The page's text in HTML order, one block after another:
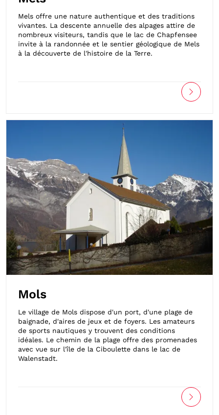
Mels offre une nature authentique et des traditions
vivantes. La descente annuelle des alpages attire de
nombreux visiteurs, tandis que le lac de Chapfensee
invite à la randonnée et le sentier géologique de Mels
à la découverte de l'histoire de la Terre.
Mols
Le village de Mols dispose d'un port, d'une plage de
baignade, d'aires de jeux et de foyers. Les amateurs
de sports nautiques y trouvent des conditions
idéales. Le chemin de la plage offre des promenades
avec vue sur l'île de la Ciboulette dans le lac de
Walenstadt.